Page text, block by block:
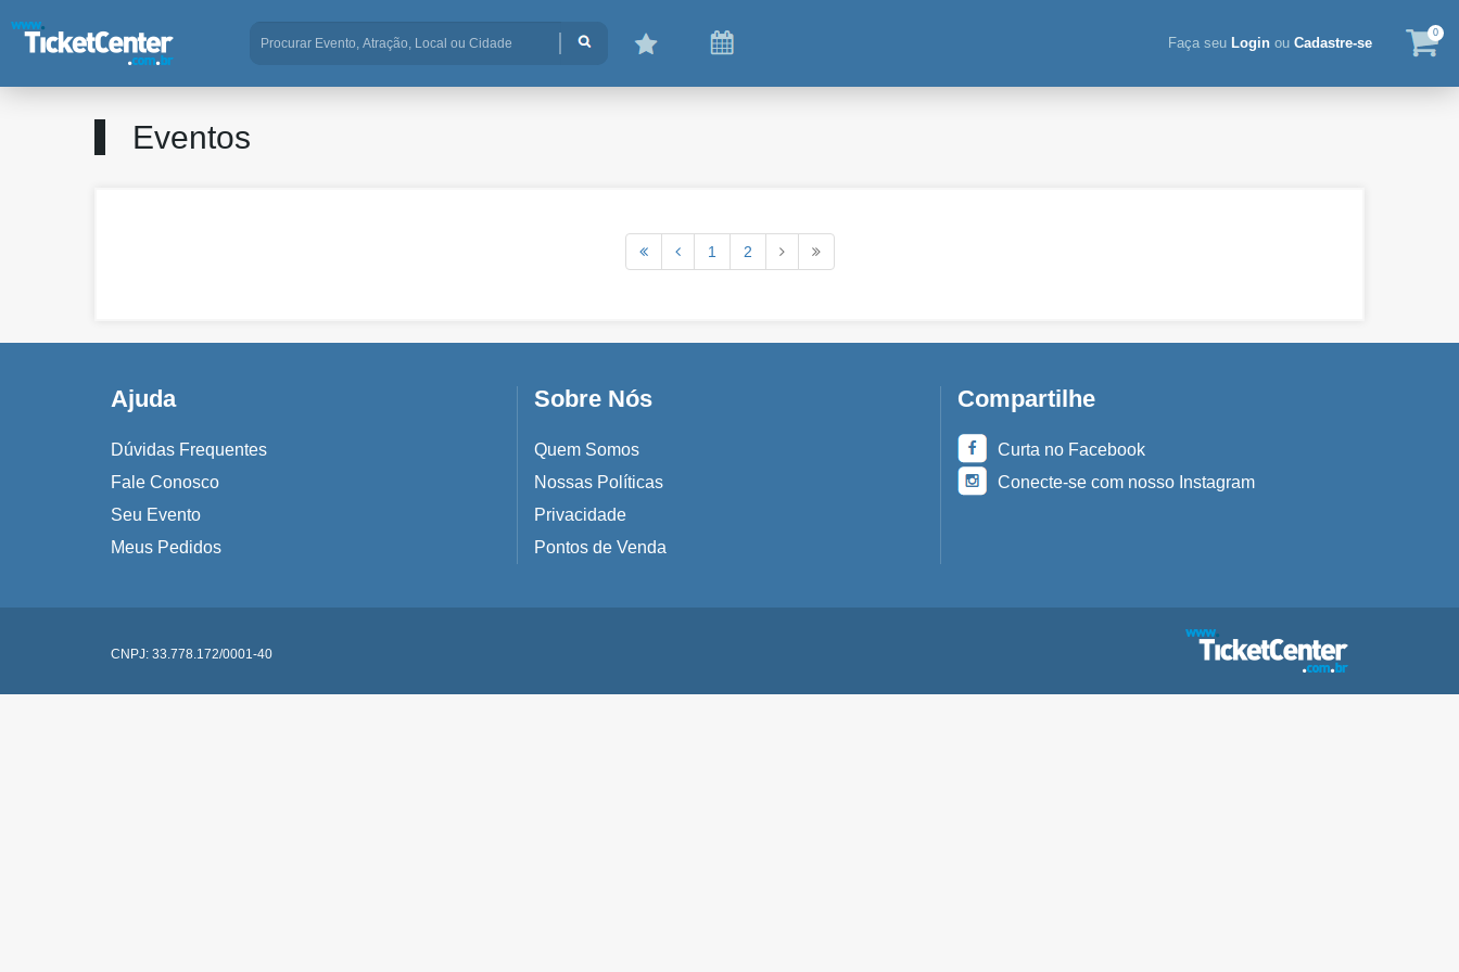
Faça seu Login ou Cadastre-se
0
Eventos
1 2
Ajuda
Dúvidas Frequentes
Fale Conosco
Seu Evento
Meus Pedidos
Sobre Nós
Quem Somos
Nossas Políticas
Privacidade
Pontos de Venda
Compartilhe
Curta no Facebook
Conecte-se com nosso Instagram
CNPJ: 33.778.172/0001-40